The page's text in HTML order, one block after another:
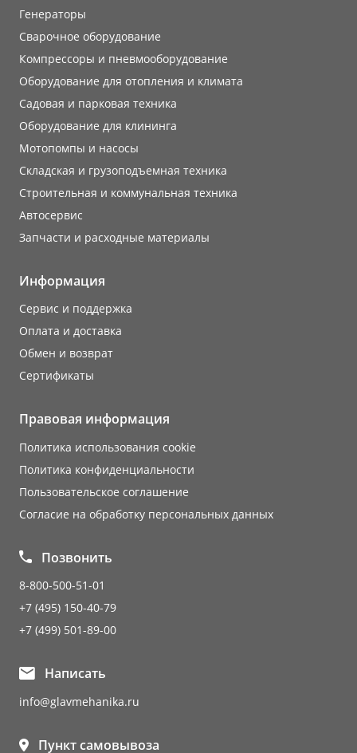
Генераторы
Сварочное оборудование
Компрессоры и пневмооборудование
Оборудование для отопления и климата
Садовая и парковая техника
Оборудование для клининга
Мотопомпы и насосы
Складская и грузоподъемная техника
Строительная и коммунальная техника
Автосервис
Запчасти и расходные материалы
Информация
Сервис и поддержка
Оплата и доставка
Обмен и возврат
Сертификаты
Правовая информация
Политика использования cookie
Политика конфиденциальности
Пользовательское соглашение
Согласие на обработку персональных данных
Позвонить
8-800-500-51-01
+7 (495) 150-40-79
+7 (499) 501-89-00
Написать
info@glavmehanika.ru
Пункт самовывоза